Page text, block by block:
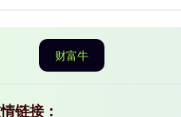
财富牛
链接：